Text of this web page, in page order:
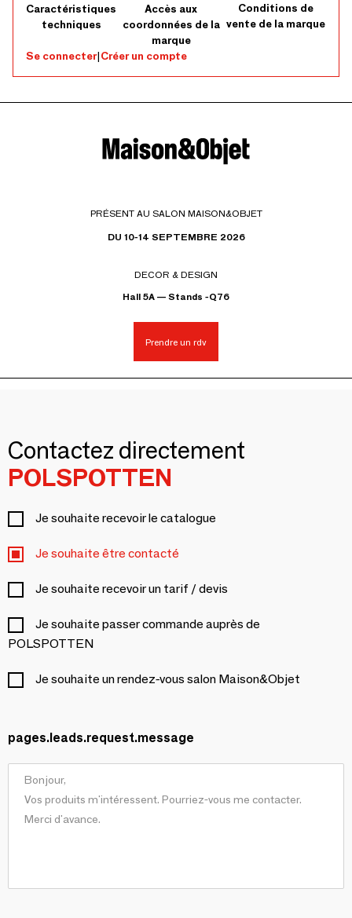
Caractéristiques
techniques
Accès aux
coordonnées de la
marque
Conditions de
vente de la marque
Se connecter|Créer un compte
PRÉSENT AU SALON MAISON&OBJET
DU 10-14 SEPTEMBRE 2026
DECOR & DESIGN
Hall 5A — Stands -Q76
Prendre un rdv
Contactez directement
POLSPOTTEN
Je souhaite recevoir le catalogue
Je souhaite être contacté
Je souhaite recevoir un tarif / devis
Je souhaite passer commande auprès de
POLSPOTTEN
Je souhaite un rendez-vous salon Maison&Objet
pages.leads.request.message